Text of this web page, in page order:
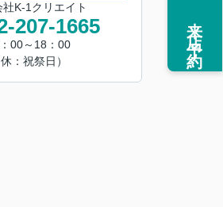
K-1クリエイト
207-1665
00～18：00
休：祝祭日）
来店予約